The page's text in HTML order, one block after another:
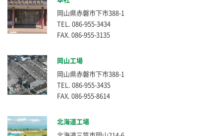
岡山県赤磐市下市388-1
TEL. 086-955-3434
FAX. 086-955-3135
岡山工場
岡山県赤磐市下市388-1
TEL. 086-955-3435
FAX. 086-955-8614
北海道工場